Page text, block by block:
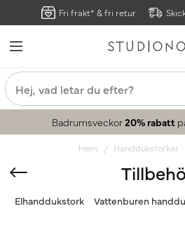
Fri frakt* & fri retur
Badrumsveckor20% rabatt
Hem Handdukstorkar
Elhanddukstork Vattenburen